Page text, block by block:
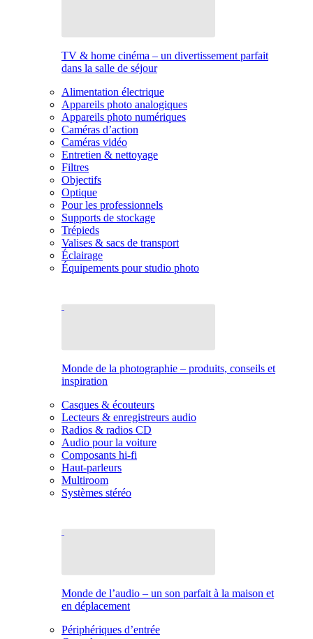
TV & home cinéma – un divertissement parfait
dans la salle de séjour
Alimentation électrique
Appareils photo analogiques
Appareils photo numériques
Caméras d’action
Caméras vidéo
Entretien & nettoyage
Filtres
Objectifs
Optique
Pour les professionnels
Supports de stockage
Trépieds
Valises & sacs de transport
Éclairage
Équipements pour studio photo
Monde de la photographie – produits, conseils et
inspiration
Casques & écouteurs
Lecteurs & enregistreurs audio
Radios & radios CD
Audio pour la voiture
Composants hi-fi
Haut-parleurs
Multiroom
Systèmes stéréo
Monde de l’audio – un son parfait à la maison et
en déplacement
Périphériques d’entrée